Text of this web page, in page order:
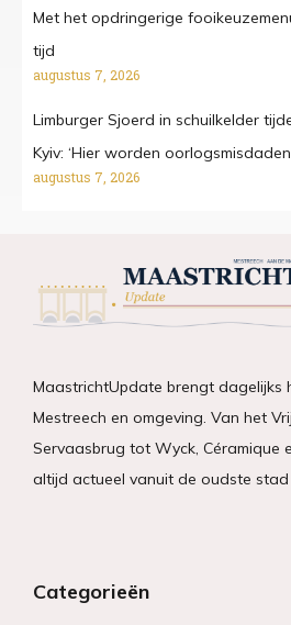
Met het opdringerige
tijd
augustus 7, 2026
Limburger Sjoerd in schuilkelder
Kyiv: ‘Hier worden
augustus 7, 2026
MaastrichtUpdate brengt dagelijks
Mestreech en omgeving. Van het
Servaasbrug tot Wyck, Céramique
altijd actueel vanuit de oudste stad
Categorieën